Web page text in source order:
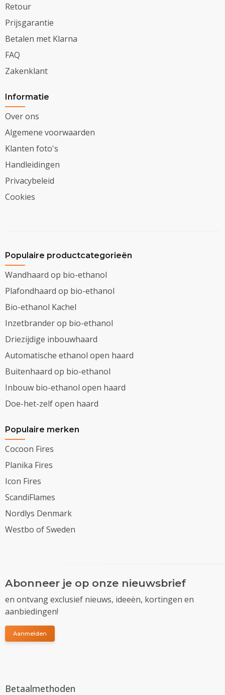
Retour
Prijsgarantie
Betalen met Klarna
FAQ
Zakenklant
Informatie
Over ons
Algemene voorwaarden
Klanten foto's
Handleidingen
Privacybeleid
Cookies
Populaire productcategorieën
Wandhaard op bio-ethanol
Plafondhaard op bio-ethanol
Bio-ethanol Kachel
Inzetbrander op bio-ethanol
Driezijdige inbouwhaard
Automatische ethanol open haard
Buitenhaard op bio-ethanol
Inbouw bio-ethanol open haard
Doe-het-zelf open haard
Populaire merken
Cocoon Fires
Planika Fires
Icon Fires
ScandiFlames
Nordlys Denmark
Westbo of Sweden
Abonneer je op onze nieuwsbrief
en ontvang exclusief nieuws, ideeën, kortingen en
aanbiedingen!
Aanmelden
Betaalmethoden